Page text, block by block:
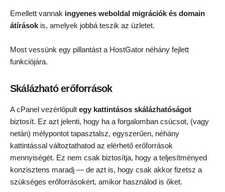
Emellett vannak ingyenes weboldal migrációk és domain
átírások is, amelyek jobbá teszik az üzletet.
Most vessünk egy pillantást a HostGator néhány fejlett
funkciójára.
Skálázható erőforrások
A cPanel vezérlőpult egy kattintásos skálázhatóságot
biztosít. Ez azt jelenti, hogy ha a forgalomban csúcsot, (vagy
netán) mélypontot tapasztalsz, egyszerűen, néhány
kattintással változtathatod az elérhető erőforrások
mennyiségét. Ez nem csak biztosítja, hogy a teljesítményed
konzisztens maradj — de azt is, hogy csak akkor fizetsz a
szükséges erőforrásokért, amikor használod is őket.